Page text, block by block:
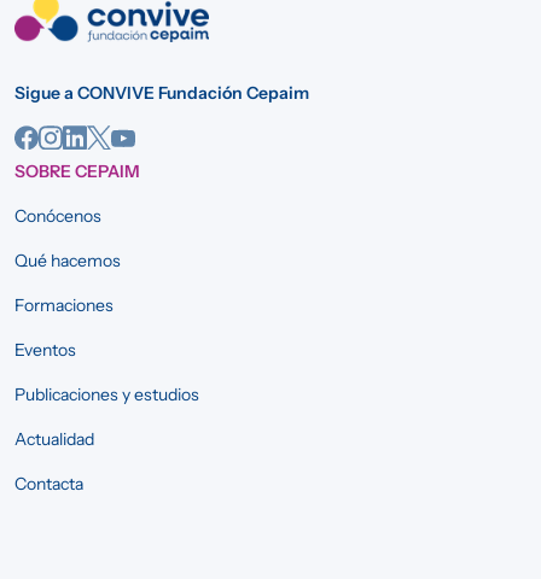
Sigue a CONVIVE Fundación Cepaim
SOBRE CEPAIM
Conócenos
Qué hacemos
Formaciones
Eventos
Publicaciones y estudios
Actualidad
Contacta